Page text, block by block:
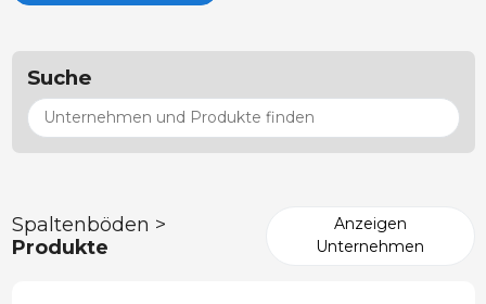
Suche
Spaltenböden >
Produkte
Anzeigen
Unternehmen